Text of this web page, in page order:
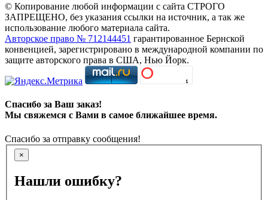
© Копирование любой информации с сайта СТРОГО
ЗАПРЕЩЕНО, без указания ссылки на источник, а так же
использование любого материала сайта.
Авторское право № 712144451 гарантированное Бернской
конвенцией, зарегистрировано в международной компании по
защите авторского права в США, Нью Йорк.
Спасибо за Ваш заказ!
Мы свяжемся с Вами в самое ближайшее время.
Спасибо за отправку сообщения!
×
Нашли ошибку?